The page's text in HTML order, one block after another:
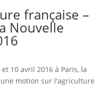
française –
Nouvelle
10 avril 2016 à Paris, la
motion sur l'agriculture